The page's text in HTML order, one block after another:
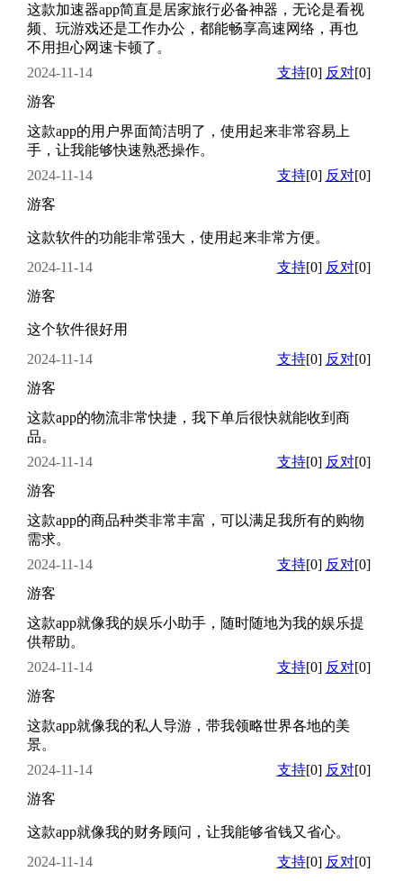
这款加速器app简直是居家旅行必备神器，无论是看视
频、玩游戏还是工作办公，都能畅享高速网络，再也
不用担心网速卡顿了。
2024-11-14
支持[0] 反对[0]
游客
这款app的用户界面简洁明了，使用起来非常容易上
手，让我能够快速熟悉操作。
2024-11-14
支持[0] 反对[0]
游客
这款软件的功能非常强大，使用起来非常方便。
2024-11-14
支持[0] 反对[0]
游客
这个软件很好用
2024-11-14
支持[0] 反对[0]
游客
这款app的物流非常快捷，我下单后很快就能收到商
品。
2024-11-14
支持[0] 反对[0]
游客
这款app的商品种类非常丰富，可以满足我所有的购物
需求。
2024-11-14
支持[0] 反对[0]
游客
这款app就像我的娱乐小助手，随时随地为我的娱乐提
供帮助。
2024-11-14
支持[0] 反对[0]
游客
这款app就像我的私人导游，带我领略世界各地的美
景。
2024-11-14
支持[0] 反对[0]
游客
这款app就像我的财务顾问，让我能够省钱又省心。
2024-11-14
支持[0] 反对[0]